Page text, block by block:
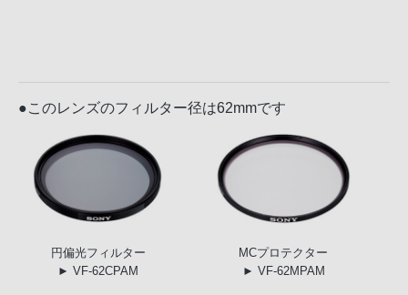
●このレンズのフィルター径は62mmです
円偏光フィルター
► VF-62CPAM
MCプロテクター
► VF-62MPAM